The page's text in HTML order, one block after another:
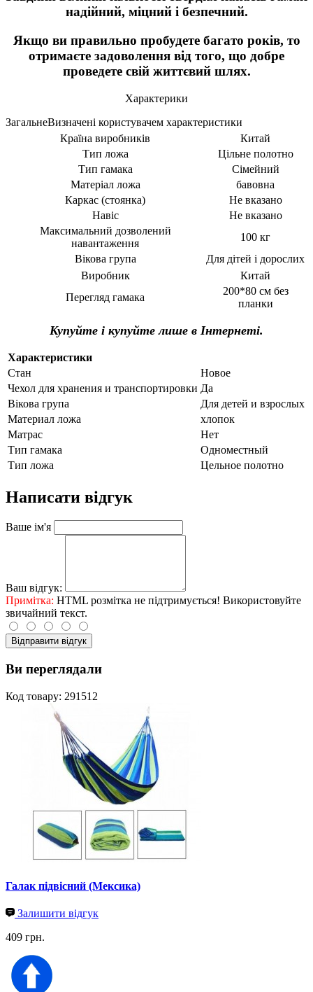
надійний, міцний і безпечний.
Якщо ви правильно пробудете багато років, то
отримаєте задоволення від того, що добре
проведете свій життєвий шлях.
Характерики
ЗагальнеВизначені користувачем характеристики
Країна виробників
Китай
Тип ложа
Цільне полотно
Тип гамака
Сімейний
Матеріал ложа
бавовна
Каркас (стоянка)
Не вказано
Навіс
Не вказано
Максимальний дозволений
навантаження
100 кг
Вікова група
Для дітей і дорослих
Виробник
Китай
Перегляд гамака
200*80 см без
планки
Купуйте і купуйте лише в Інтернеті.
Характеристики
Стан
Новое
Чехол для хранения и транспортировки Да
Вікова група
Для детей и взрослых
Материал ложа
хлопок
Матрас
Нет
Тип гамака
Одноместный
Тип ложа
Цельное полотно
Написати відгук
Ваше ім'я
Ваш відгук:
Примітка: HTML розмітка не підтримується! Використовуйте
звичайний текст.
Відправити відгук
Ви переглядали
Код товару: 291512
Галак підвісний (Мексика)
Залишити відгук
409 грн.